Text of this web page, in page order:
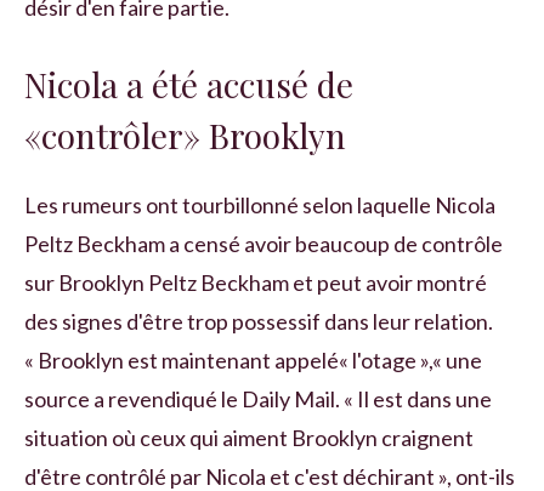
désir d'en faire partie.
Nicola a été accusé de
«contrôler» Brooklyn
Les rumeurs ont tourbillonné selon laquelle Nicola
Peltz Beckham a censé avoir beaucoup de contrôle
sur Brooklyn Peltz Beckham et peut avoir montré
des signes d'être trop possessif dans leur relation.
« Brooklyn est maintenant appelé« l'otage »,« une
source a revendiqué le Daily Mail. « Il est dans une
situation où ceux qui aiment Brooklyn craignent
d'être contrôlé par Nicola et c'est déchirant », ont-ils